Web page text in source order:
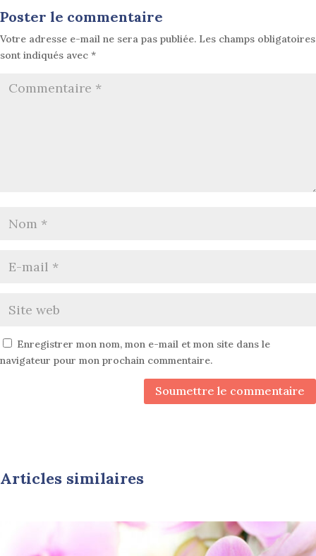
Poster le commentaire
Votre adresse e-mail ne sera pas publiée. Les champs obligatoires
sont indiqués avec *
Enregistrer mon nom, mon e-mail et mon site dans le
navigateur pour mon prochain commentaire.
Soumettre le commentaire
Articles similaires